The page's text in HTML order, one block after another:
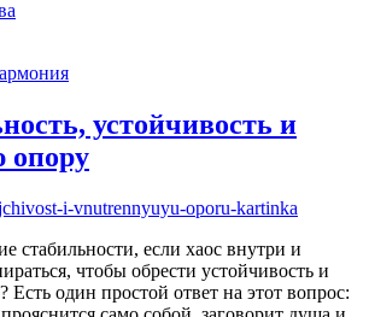
устойчивость и
опору
стабильности, если хаос внутри и
чтобы обрести устойчивость и
один простой ответ на этот вопрос: